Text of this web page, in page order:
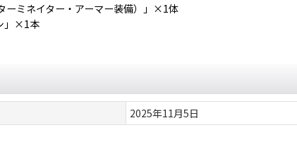
ーミネイター・アーマー装備）」×1体
」×1本
2025年11月5日